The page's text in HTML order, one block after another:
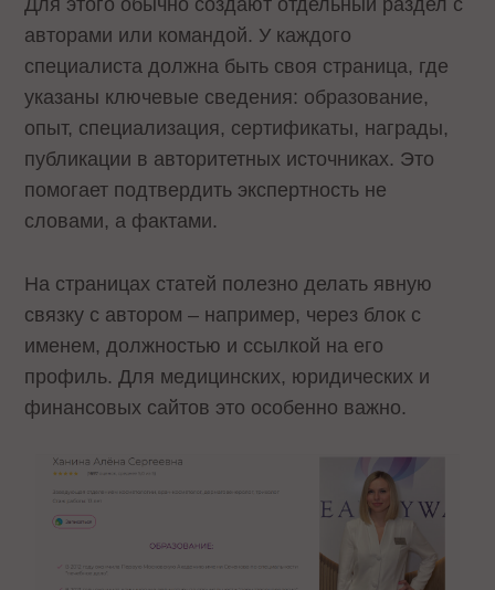
авторами или командой. У каждого
специалиста должна быть своя страница, где
указаны ключевые сведения: образование,
опыт, специализация, сертификаты, награды,
публикации в авторитетных источниках. Это
помогает подтвердить экспертность не
словами, а фактами.
На страницах статей полезно делать явную
связку с автором – например, через блок с
именем, должностью и ссылкой на его
профиль. Для медицинских, юридических и
финансовых сайтов это особенно важно.